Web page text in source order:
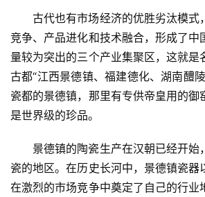
古代也有市场经济的优胜劣汰模式
竞争、产品进化和技术融合，形成了中
量较为突出的三个产业集聚区，这就是
古都“江西景德镇、福建德化、湖南醴
瓷都的景德镇，那里有专供帝皇用的御
是世界级的珍品。
景德镇的陶瓷生产在汉朝已经开始
瓷的地区。在历史长河中，景德镇瓷器
在激烈的市场竞争中奠定了自己的行业